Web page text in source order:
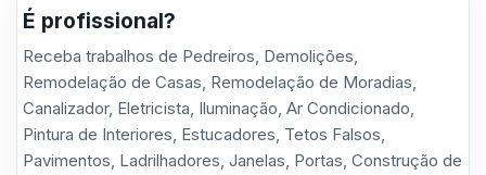
É profissional?
Receba trabalhos de Pedreiros, Demolições,
Remodelação de Casas, Remodelação de Moradias,
Canalizador, Eletricista, Iluminação, Ar Condicionado,
Pintura de Interiores, Estucadores, Tetos Falsos,
Pavimentos, Ladrilhadores, Janelas, Portas, Construção de